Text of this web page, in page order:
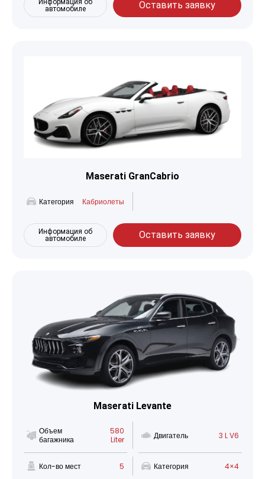
Информация об
автомобиле
Оставить заявку
Maserati GranCabrio
Категория Кабриолеты
Информация об
автомобиле
Оставить заявку
Maserati Levante
Объем
багажника
580
Liter
Двигатель 3 L V6
Кол-во мест 5 Категория 4×4